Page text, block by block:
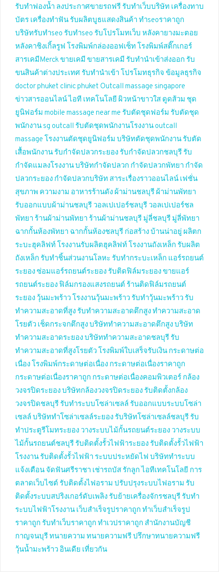
รับทำฟองน้ำ ลงประกาศขายรถฟรี รับทำเว็บบริษัท เครื่องทาบ
บัตร เครื่องทำฟัน รับผลิตบูธแสดงสินค้า ทำseoราคาถูก
บริษัทรับทำseo รับทำseo รับโปรโมทเว็บ หลังคายางมะตอย
หลังคาชิงเกิ้ลรูฟ โรงพิมพ์กล่องออฟเซ็ท โรงพิมพ์สติ๊กเกอร์
สารเคมีMerckขายเคมี ขายสารเคมี รับทำนำเข้าส่งออก รับ
ขนสินค้าต่างประเทศ รับทำนำเข้า โปรโมทธุรกิจ ข้อมูลธุรกิจ
doctor phuket clinic phuket Outcall massage singapore
ข่าวสารออนไลน์ไอที เทคโนโลยี ผิวหน้าขาวใส ดูดส้วม ชุด
ยูนิฟอร์ม mobile massage near me รับตัดชุดฟอร์ม รับตัดชุด
พนักงาน sg outcall รับตัดชุดพนักงานโรงงาน outcall
massage โรงงานตัดชุดยูนิฟอร์ม บริษัทตัดชุดพนักงาน รับตัด
เสื้อพนักงาน รับกำจัดปลวกระยอง รับกำจัดปลวกชลบุรี รับ
กำจัดแมลงโรงงานบริษัทกำจัดปลวก กำจัดปลวกพัทยา กำจัด
ปลวกระยอง กำจัดปลวกบริษัท สาระเรื่องราวออนไลน์ เฟชั่น
สุขภาพ ความงาม อาหารร้านดัง ผ้าม่านชลบุรี ผ้าม่านพัทยา
รับออกแบบผ้าม่านชลบุรี วอลเปเปอร์ชลบุรี วอลเปเปอร์ชล
พัทยา ร้านผ้าม่านพัทยา ร้านผ้าม่านชลบุรี มู่ลี่ชลบุรี มู่ลี่พัทยา
ฉากกั้นห้องพัทยา ฉากกั้นห้องชลบุรี ก่อสร้าง บ้านน่าอยู่ ผลิตก
ระบะฮุคลิฟท์ โรงงานรับผลิตฮุคลิฟท์ โรงงานถังเหล็ก รับผลิต
ถังเหล็ก รับทำชิ้นส่วนงานโลหะ รับทำกระบะเหล็ก แอร์รถยนต์
ระยองซ่อมแอร์รถยนต์ระยอง รับติดฟิล์มระยองขายแอร์
รถยนต์ระยอง ฟิล์มกรองแสงรถยนต์ ร้านติดฟิล์มรถยนต์
ระยอง วุ้นมะพร้าว โรงงานวุ้นมะพร้าว รับทำวุ้นมะพร้าว รับ
ทำความสะอาดที่สูง รับทำความสะอาดตึกสูงทำความสะอาด
โรยตัว เช็ดกระจกตึกสูงบริษัททำความสะอาดตึกสูงบริษัท
ทำความสะอาดระยองบริษัททำความสะอาดชลบุรี รับ
ทำความสะอาดที่สูงโรยตัว โรงพิมพ์ใบเสร็จรับเงิน กระดาษต่อ
เนื่อง โรงพิมพ์กระดาษต่อเนื่อง กระดาษต่อเนื่องราคาถูก
กระดาษต่อเนื่องราคาถูก กระดาษต่อเนื่องคอมพิวเตอร์ กล้อง
วงจรปิดระยองบริษัทกล้องวงจรปิดระยอง รับติดตั้งกล้อง
วงจรปิดชลบุรี รับทำระบบโซล่าเซลล์ รับออกแบบระบบโซล่า
เซลล์ บริษัททำโซล่าเซลล์ระยอง รับริษัทโซล่าเซลล์ชลบุรี รับ
ทำประตูรีโมทระยอง วางระบบไม้กั้นรถยนต์ระยอง วางระบบ
ไม้กั้นรถยนต์ชลบุรี รับติดตั้งรั้วไฟฟ้าระยอง รับติดตั้งรั้วไฟฟ้า
โรงงาน รับติดตั้งรั้วไฟฟ้า ระบบประหยัดไฟ บริษัททำระบบ
แจ้งเตือน จัดฟันศรีราชา เช่ารถบัส รักลูก ไอทีเทคโนโลยี การ
ตลาดเว็บไซต์ รับติดตั้งไฟอราม ปรับปรุงระบบไฟอราม รับ
ติดตั้งระบบสปริงเกอร์ดับเพลิง รับย้ายเครื่องจักรชลบุรี รับทำ
ระบบไฟฟ้าโรงงาน เว็บสำเร็จรูปราคาถูก ทำเว็บสำเร็จรูป
ราคาถูก รับทำเว็บราคาถูก ทำเวปราคาถูก สำนักงานบัญชี
กาญจนบุรีทนายความ ทนายความฟรีปรึกษาทนายความฟรี
วุ้นน้ำมะพร้าว อินเดีย เที่ยวกัน